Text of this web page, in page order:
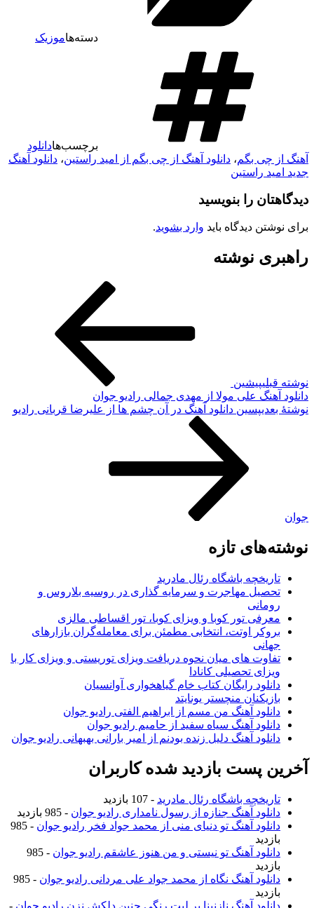
دسته‌هاموزیک
برچسب‌هادانلود
از چی بگم،دانلود آهنگ از چی بگم از امید راستین،دانلود آهنگ
امید راستین
را بنویسید
نوشتن دیدگاه بایدوارد بشوید.
نوشته
قبلیپیشین
آهنگ علی مولا از مهدی جمالی رادیو جوان
بعدیپسین دانلود آهنگ در آن چشم ها از علیرضا قربانی رادیو
تازه
تاریخچه باشگاه رئال مادرید
تحصیل مهاجرت و سرمایه گذاری در روسیه بلاروس و
رومانی
معرفی تور کوبا و ویزای کوبا، تور اقساطی مالزی
بروکر اوتت، انتخابی مطمئن برای معامله‌گران بازارهای
جهانی
تفاوت های میان نحوه دریافت ویزای توریستی و ویزای کار با
ویزای تحصیلی کانادا
دانلود رایگان کتاب خام گیاهخواری آوانسیان
بازیکنان منچستر یونایتد
دانلود آهنگ من مسم از ابراهیم الفتی رادیو جوان
دانلود آهنگ سیاه سفید از حامیم رادیو جوان
دانلود آهنگ دلیل زنده بودنم از امیر بارانی بهبهانی رادیو جوان
پست بازدید شده کاربران
تاریخچه باشگاه رئال مادرید- 107 بازدید
دانلود آهنگ جنازه از رسول نامداری رادیو جوان- 985 بازدید
دانلود آهنگ تو دنیای منی از محمد جواد فخر رادیو جوان
- 985
بازدید
دانلود آهنگ تو نیستی و من هنوز عاشقم رادیو جوان
- 985
بازدید
دانلود آهنگ نگاه از محمد جواد علی مردانی رادیو جوان
- 985
بازدید
دانلود آهنگ نازنینا بر لبت رنگی چنین دلکش نزن رادیو جوان-